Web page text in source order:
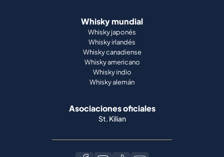
Whisky mundial
Whisky japonés
Whisky irlandés
Whisky canadiense
Whisky americano
Whisky indio
Whisky alemán
Asociaciones oficiales
St. Kilian